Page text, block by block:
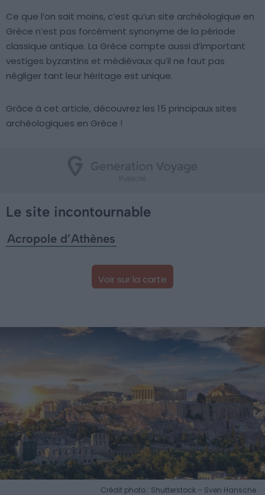
Ce que l’on sait moins, c’est qu’un site archéologique en
Grèce n’est pas forcément synonyme de la période
classique antique. La Grèce compte aussi d’important
vestiges byzantins et médiévaux qu’il ne faut pas
négliger tant leur héritage est unique.
Grâce à cet article, découvrez les 15 principaux sites
archéologiques en Grèce !
Le site incontournable
Acropole d’Athènes
Voir sur la carte
Crédit photo : Shutterstock – Sven Hansche